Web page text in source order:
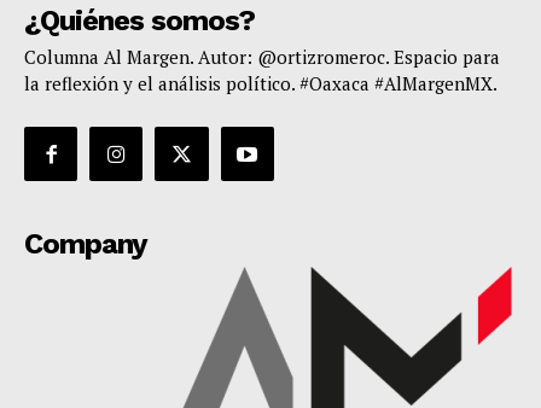
¿Quiénes somos?
Columna Al Margen. Autor: @ortizromeroc. Espacio para
la reflexión y el análisis político. #Oaxaca #AlMargenMX.
Company